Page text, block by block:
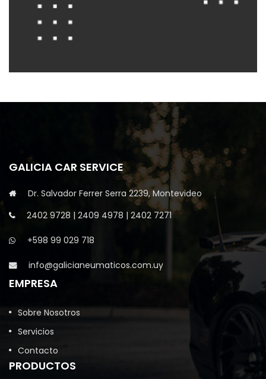
GALICIA CAR SERVICE
Dr. Salvador Ferrer Serra 2239, Montevideo
2402 9728 | 2409 4978 | 2402 7271
+598 99 029 718
info@galicianeumaticos.com.uy
EMPRESA
Sobre Nosotros
Servicios
Contacto
PRODUCTOS